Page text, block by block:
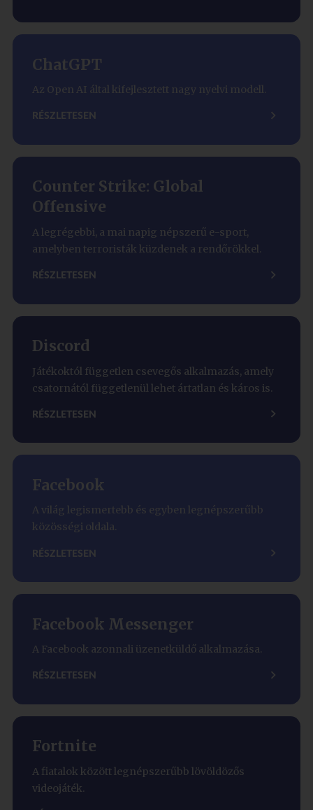
ChatGPT
Az Open AI által kifejlesztett nagy nyelvi modell.
RÉSZLETESEN
Counter Strike: Global
Offensive
A legrégebbi, a mai napig népszerű e-sport,
amelyben terroristák küzdenek a rendőrökkel.
RÉSZLETESEN
Discord
Játékoktól független csevegős alkalmazás, amely
csatornától függetlenül lehet ártatlan és káros is.
RÉSZLETESEN
Facebook
A világ legismertebb és egyben legnépszerűbb
közösségi oldala.
RÉSZLETESEN
Facebook Messenger
A Facebook azonnali üzenetküldő alkalmazása.
RÉSZLETESEN
Fortnite
A fiatalok között legnépszerűbb lövöldözős
videojáték.